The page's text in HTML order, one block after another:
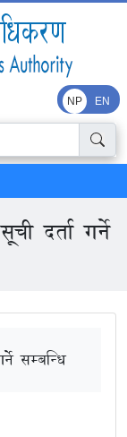
NP EN
दर्ता गर्ने
सम्बन्धि